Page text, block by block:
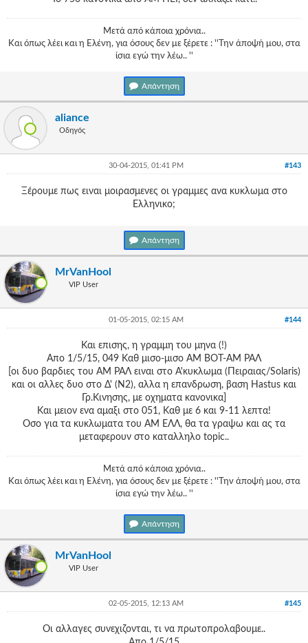
Μετά από κάποια χρόνια..
Και όπως λέει και η Ελένη, για όσους δεν με ξέρετε : ''Την άποψή μου, στα
ίσια εγώ την λέω.. ''
Απάντηση
aliance
Οδηγός
#143
30-04-2015, 01:41 PM
Ξέρουμε πως ειναι μοιρασμενες οι γραμμες ανα κυκλωμα στο
Ελληνικο;
Απάντηση
MrVanHool
VIP User
#144
01-05-2015, 02:15 AM
Και επισης, η γραμμη του μηνα (!)
Απο 1/5/15, 049 Καθ μισο-μισο ΑΜ ΒΟΤ-ΑΜ ΡΑΛ
[οι δυο βαρδιες του ΑΜ ΡΑΛ ειναι στο Α'κυκλωμα (Πειραιας/Solaris)
και οι αλλες δυο στο Δ' (Ν2), αλλα η επανδρωση, βαση Hastus και
Γρ.Κινησης, με οχηματα κανονικα]
Και μειον ενα αμαξι στο 051, Καθ με 6 και 9-11 λεπτα!
Οσο για τα κυκλωματα του ΑΜ ΕΛΛ, θα τα γραψω και ας τα
μεταφερουν στο καταλληλο topic..
Μετά από κάποια χρόνια..
Και όπως λέει και η Ελένη, για όσους δεν με ξέρετε : ''Την άποψή μου, στα
ίσια εγώ την λέω.. ''
Απάντηση
MrVanHool
VIP User
#145
02-05-2015, 12:13 AM
Οι αλλαγες συνεχιζονται, τι να πρωτοπρολαβουμε..